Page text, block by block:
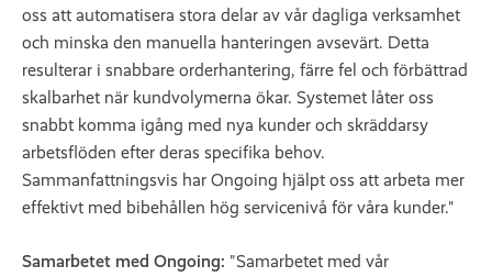
oss att automatisera stora delar av vår dagliga verksamhet
och minska den manuella hanteringen avsevärt. Detta
resulterar i snabbare orderhantering, färre fel och förbättrad
skalbarhet när kundvolymerna ökar. Systemet låter oss
snabbt komma igång med nya kunder och skräddarsy
arbetsflöden efter deras specifika behov.
Sammanfattningsvis har Ongoing hjälpt oss att arbeta mer
effektivt med bibehållen hög servicenivå för våra kunder."
Samarbetet med Ongoing: "Samarbetet med vår